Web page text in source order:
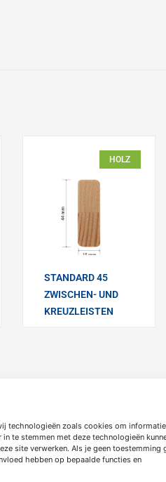
technologieën zoals cookies om
te stemmen met deze technologieën
site verwerken. Als je geen toestemming
hebben op bepaalde functies en
HOLZ
STANDARD 45
ZWISCHEN- UND
KREUZLEISTEN
Information